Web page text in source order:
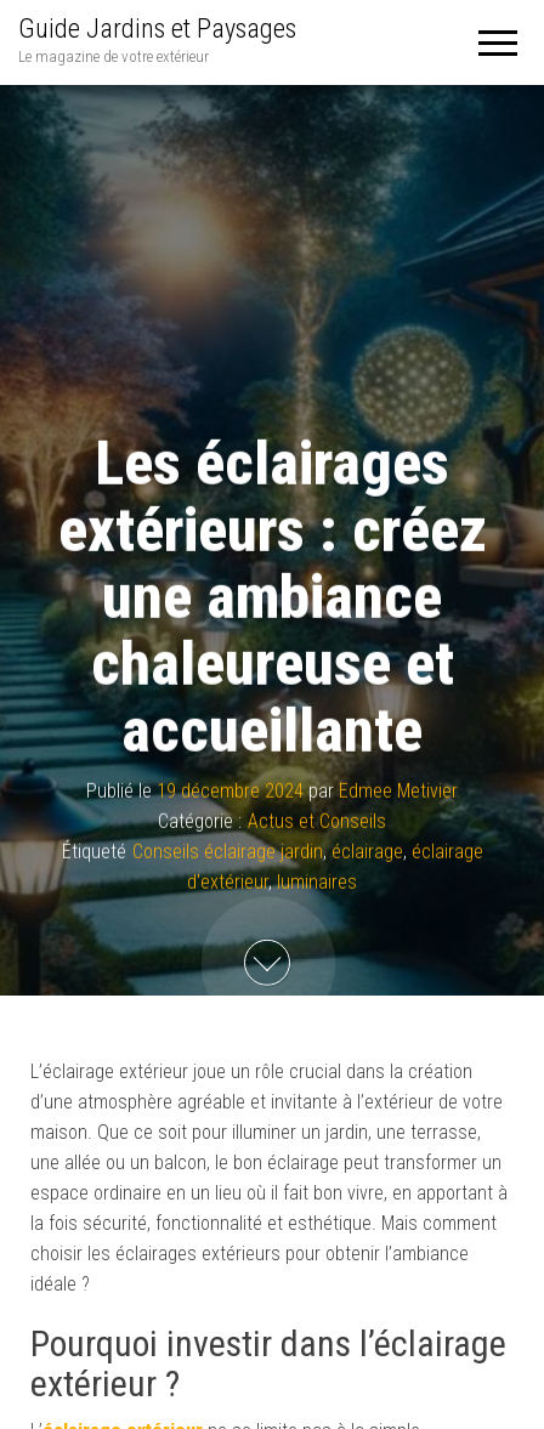
Guide Jardins et Paysages
Le magazine de votre extérieur
Les éclairages
extérieurs : créez
une ambiance
chaleureuse et
accueillante
Publié le19 décembre 2024par Edmee Metivier
Catégorie : Actus et Conseils
Étiqueté Conseils éclairage jardin,éclairage, éclairage
d'extérieur,luminaires
L’éclairage extérieur joue un rôle crucial dans la création
d’une atmosphère agréable et invitante à l’extérieur de votre
maison. Que ce soit pour illuminer un jardin, une terrasse,
une allée ou un balcon, le bon éclairage peut transformer un
espace ordinaire en un lieu où il fait bon vivre, en apportant à
la fois sécurité, fonctionnalité et esthétique. Mais comment
choisir les éclairages extérieurs pour obtenir l’ambiance
idéale ?
Pourquoi investir dans l’éclairage
extérieur ?